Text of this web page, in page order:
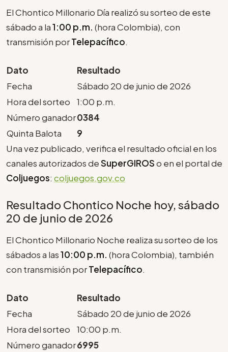
El Chontico Millonario Día realizó su sorteo de este
sábado a la1:00 p.m. (hora Colombia), con
transmisión porTelepacífico.
Dato
Resultado
Fecha
Sábado 20 de junio de 2026
Hora del sorteo
1:00 p.m.
Número ganador0384
Quinta Balota
9
Una vez publicado, verifica el resultado oficial en los
canales autorizados deSuperGIROSo en el portal de
Coljuegos: coljuegos.gov.co
Resultado Chontico Noche hoy, sábado
20 de junio de 2026
El Chontico Millonario Noche realiza su sorteo de los
sábados a las10:00 p.m. (hora Colombia), también
con transmisión porTelepacífico.
Dato
Resultado
Fecha
Sábado 20 de junio de 2026
Hora del sorteo
10:00 p.m.
Número ganador6995